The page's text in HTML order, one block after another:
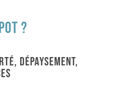
?
DÉPAYSEMENT,